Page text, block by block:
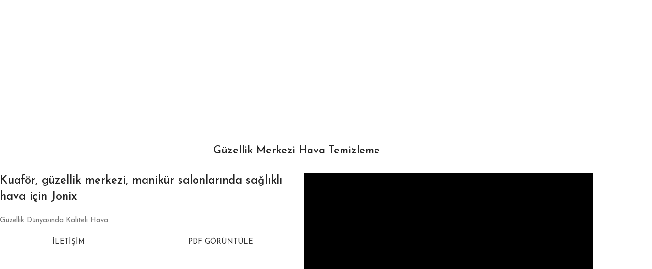
Güzellik Merkezi Hava Temizleme
Kuaför, güzellik merkezi, manikür salonlarında sağlıklı
hava için Jonix
Güzellik Dünyasında Kaliteli Hava
İLETİŞİM PDF GÖRÜNTÜLE